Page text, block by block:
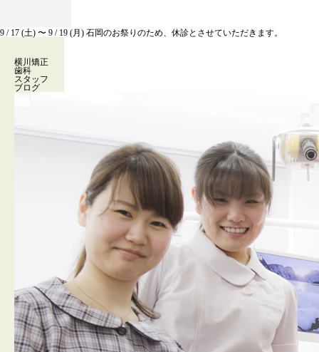
9 / 17 (土) 〜 9 / 19 (月) 石岡のお祭りのため、休診とさせていただきます。
横川矯正
歯科
スタッフ
ブログ